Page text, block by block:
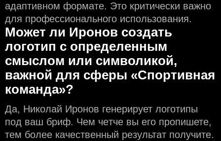
адаптивном формате. Это критически важно
для профессионального использования.
Может ли Иронов создать
логотип с определeнным
смыслом или символикой,
важной для сферы «Спортивная
команда»?
Да, Николай Иронов генерирует логотипы
под ваш бриф. Чем чeтче вы его пропишете,
тем более качественный результат получите.